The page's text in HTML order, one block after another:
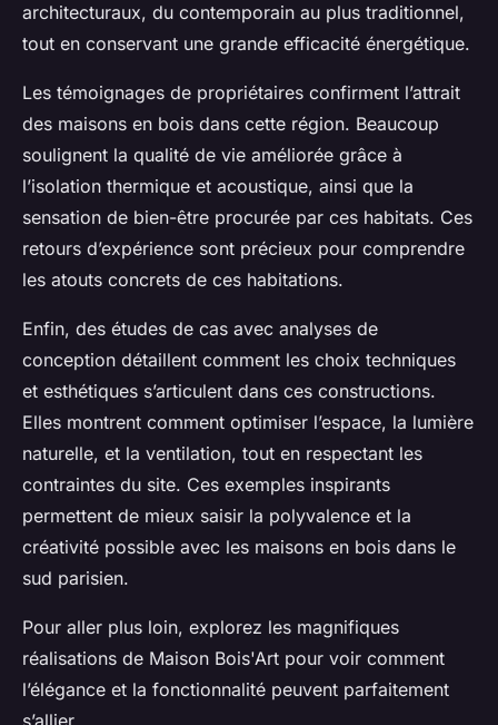
architecturaux, du contemporain au plus traditionnel,
tout en conservant une grande efficacité énergétique.
Les témoignages de propriétaires confirment l’attrait
des maisons en bois dans cette région. Beaucoup
soulignent la qualité de vie améliorée grâce à
l’isolation thermique et acoustique, ainsi que la
sensation de bien-être procurée par ces habitats. Ces
retours d’expérience sont précieux pour comprendre
les atouts concrets de ces habitations.
Enfin, des études de cas avec analyses de
conception détaillent comment les choix techniques
et esthétiques s’articulent dans ces constructions.
Elles montrent comment optimiser l’espace, la lumière
naturelle, et la ventilation, tout en respectant les
contraintes du site. Ces exemples inspirants
permettent de mieux saisir la polyvalence et la
créativité possible avec les maisons en bois dans le
sud parisien.
Pour aller plus loin, explorez les magnifiques
réalisations de Maison Bois'Art pour voir comment
l’élégance et la fonctionnalité peuvent parfaitement